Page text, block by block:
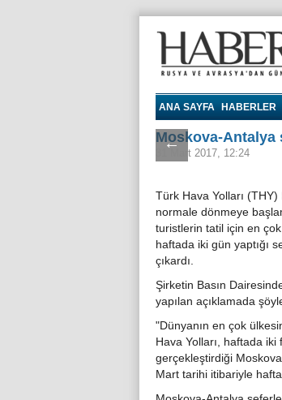
ANA SAYFA HABERLER
←
Moskova-Antalya
31 Mart 2017, 12:24
Türk Hava Yolları
normale dönmeye
turistlerin tatil için en
haftada iki gün yaptığı
çıkardı.
Şirketin Basın
yapılan açıklamada
"Dünyanın en çok
Hava Yolları, haftada
gerçekleştirdiği
Mart tarihi itibariyle